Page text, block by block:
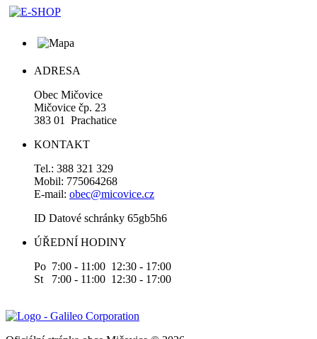
ADRESA
Obec Mičovice
Mičovice čp. 23
383 01 Prachatice
KONTAKT
Tel.: 388 321 329
Mobil: 775064268
E-mail: obec@micovice.cz
ID Datové schránky 65gb5h6
ÚŘEDNÍ HODINY
Po 7:00 - 11:00 12:30 - 17:00
St 7:00 - 11:00 12:30 - 17:00